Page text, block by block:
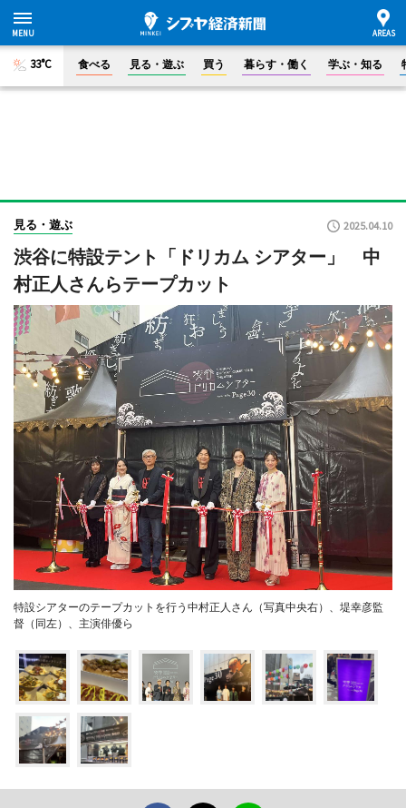
33°C 食べる 見る・遊ぶ 買う 暮らす・働く 学ぶ・知る
見る・遊ぶ 2025.04.10
渋谷に特設テント「ドリカム シアター」 中
村正人さんらテープカット
特設シアターのテープカットを行う中村正人さん（写真中央右）、堤幸彦監
督（同左）、主演俳優ら